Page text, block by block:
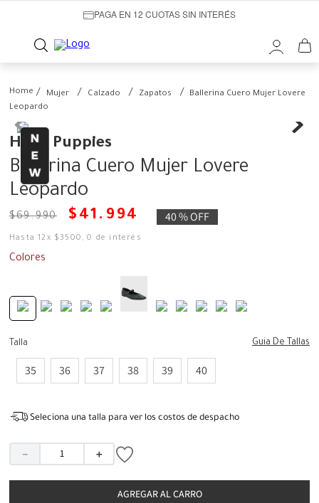
PAGA EN 12 CUOTAS SIN INTERÉS
Mujer Calzado Zapatos
Ballerina Cuero Mujer Lovere
Leopardo
Hush Puppies
Ballerina Cuero Mujer Lovere
Leopardo
$69.990 $ 41 . 994 40 %OFF
Hasta12 x $ 3500 ,0 de interés
Colores
Talla Guia De Tallas
35 36 37 38 39 40
Seleciona una talla para ver los costos de despacho
＋
－
AGREGAR AL CARRO